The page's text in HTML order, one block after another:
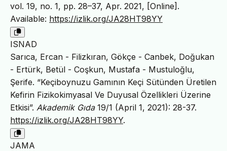
vol. 19, no. 1, pp. 28–37, Apr. 2021, [Online].
Available: https://izlik.org/JA28HT98YY
ISNAD
Sarıca, Ercan - Filizkıran, Gökçe - Canbek, Doğukan
- Ertürk, Betül - Coşkun, Mustafa - Mustuloğlu,
Şerife. “Keçiboynuzu Gamının Keçi Sütünden Üretilen
Kefirin Fizikokimyasal Ve Duyusal Özellikleri Üzerine
Etkisi”. Akademik Gıda19/1 (April 1, 2021): 28-37.
https://izlik.org/JA28HT98YY.
JAMA